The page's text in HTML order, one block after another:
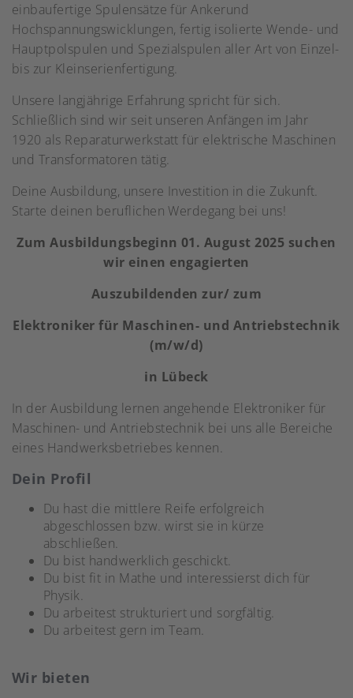
einbaufertige Spulensätze für Ankerund
Hochspannungswicklungen, fertig isolierte Wende- und
Hauptpolspulen und Spezialspulen aller Art von Einzel-
bis zur Kleinserienfertigung.
Unsere langjährige Erfahrung spricht für sich.
Schließlich sind wir seit unseren Anfängen im Jahr
1920 als Reparaturwerkstatt für elektrische Maschinen
und Transformatoren tätig.
Deine Ausbildung, unsere Investition in die Zukunft.
Starte deinen beruflichen Werdegang bei uns!
Zum Ausbildungsbeginn 01. August 2025 suchen
wir einen engagierten
Auszubildenden zur/ zum
Elektroniker für Maschinen- und Antriebstechnik
(m/w/d)
in Lübeck
In der Ausbildung lernen angehende Elektroniker für
Maschinen- und Antriebstechnik bei uns alle Bereiche
eines Handwerksbetriebes kennen.
Dein Profil
Du hast die mittlere Reife erfolgreich
abgeschlossen bzw. wirst sie in kürze
abschließen.
Du bist handwerklich geschickt.
Du bist fit in Mathe und interessierst dich für
Physik.
Du arbeitest strukturiert und sorgfältig.
Du arbeitest gern im Team.
Wir bieten